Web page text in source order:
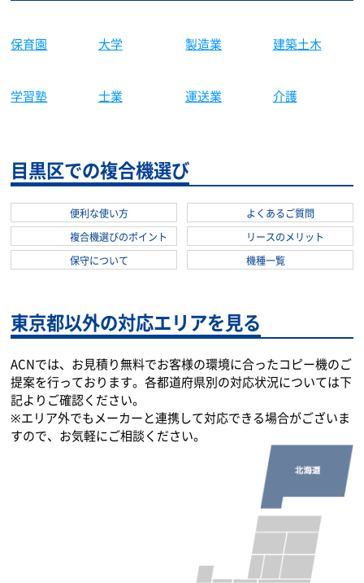
保育園 大学 製造業 建築土木
学習塾 士業 運送業 介護
目黒区での複合機選び
便利な使い方
よくあるご質問
複合機選びのポイント
リースのメリット
保守について
機種一覧
東京都以外の対応エリアを見る
ACNでは、お見積り無料でお客様の環境に合ったコピー機のご
提案を行っております。各都道府県別の対応状況については下
記よりご確認ください。
※エリア外でもメーカーと連携して対応できる場合がございま
すので、お気軽にご相談ください。